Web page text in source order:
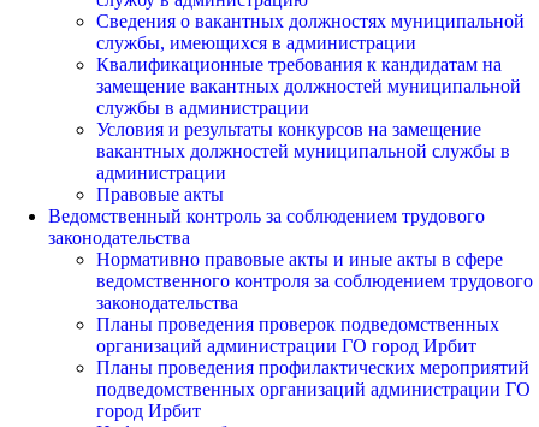
Сведения о вакантных должностях муниципальной
службы, имеющихся в администрации
Квалификационные требования к кандидатам на
замещение вакантных должностей муниципальной
службы в администрации
Условия и результаты конкурсов на замещение
вакантных должностей муниципальной службы в
администрации
Правовые акты
Ведомственный контроль за соблюдением трудового
законодательства
Нормативно правовые акты и иные акты в сфере
ведомственного контроля за соблюдением трудового
законодательства
Планы проведения проверок подведомственных
организаций администрации ГО город Ирбит
Планы проведения профилактических мероприятий
подведомственных организаций администрации ГО
город Ирбит